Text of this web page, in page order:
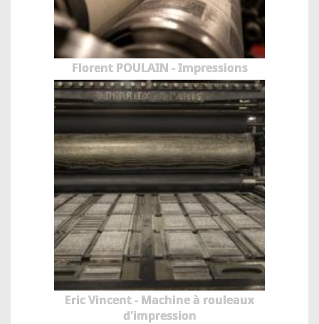
Florent POULAIN - Impressions
Eric Vincent - Machine à rouleaux
d'impression